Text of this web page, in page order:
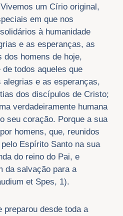
um Círio original,
em que nos
à humanidade
e as esperanças, as
homens de hoje,
todos aqueles que
e as esperanças,
dos discípulos de Cristo;
verdadeiramente humana
seu coração. Porque a sua
homens, que, reunidos
Espírito Santo na sua
do reino do Pai, e
da salvação para a
et Spes, 1).
preparou desde toda a